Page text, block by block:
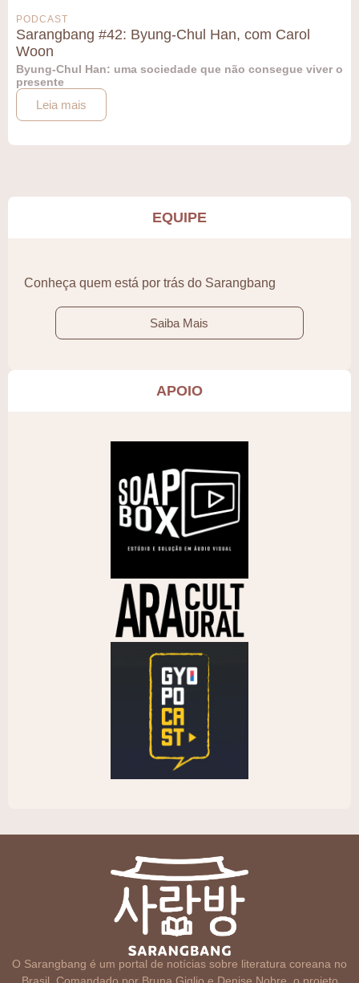
PODCAST
Sarangbang #42: Byung-Chul Han, com Carol
Woon
Byung-Chul Han: uma sociedade que não consegue viver o
presente
Leia mais
EQUIPE
Conheça quem está por trás do Sarangbang
Saiba Mais
APOIO
O Sarangbang é um portal de notícias sobre literatura coreana no